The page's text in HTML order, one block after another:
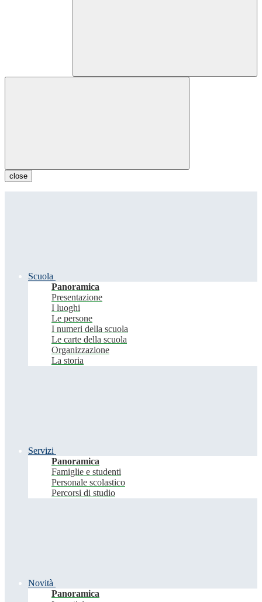
close
Scuola
Panoramica
Presentazione
I luoghi
Le persone
I numeri della scuola
Le carte della scuola
Organizzazione
La storia
Servizi
Panoramica
Famiglie e studenti
Personale scolastico
Percorsi di studio
Novità
Panoramica